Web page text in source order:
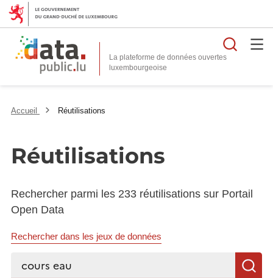
La plateforme de données ouvertes
Accueil Réutilisations
Réutilisations
Rechercher parmi les 233 réutilisations sur Portail
Open Data
Rechercher dans les jeux de données